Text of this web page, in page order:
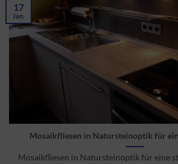
Mosaikfliesen in Natursteinoptik für
Mosaikfliesen in Natursteinoptik für eine
17
Jan.